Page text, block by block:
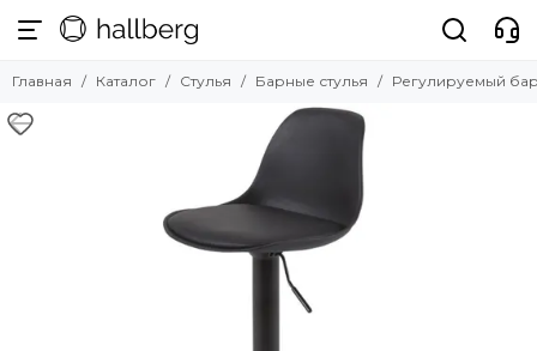
Стулья
Обеденные стулья
Главная Каталог Стулья Барные стулья Регулируемый